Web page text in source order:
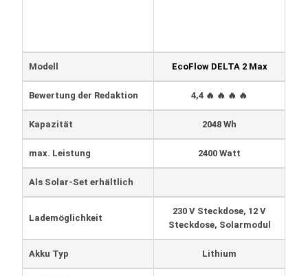
Modell EcoFlow DELTA 2 Max
Bewertung der Redaktion 4,4 🔥 🔥 🔥 🔥
Kapazität 2048 Wh
max. Leistung 2400 Watt
Als Solar-Set erhältlich
Lademöglichkeit
230 V Steckdose, 12 V
Steckdose, Solarmodul
Akku Typ Lithium